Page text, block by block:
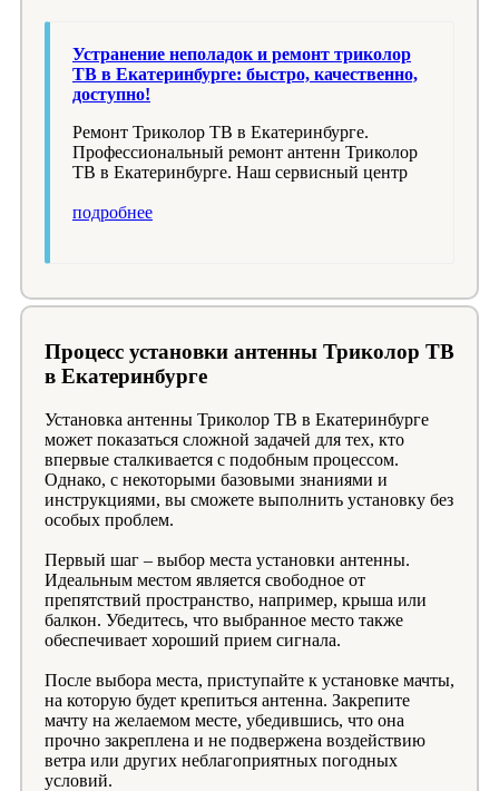
Устранение неполадок и ремонт триколор
ТВ в Екатеринбурге: быстро, качественно,
доступно!
Ремонт Триколор ТВ в Екатеринбурге.
Профессиональный ремонт антенн Триколор
ТВ в Екатеринбурге. Наш сервисный центр
подробнее
Процесс установки антенны Триколор ТВ
в Екатеринбурге
Установка антенны Триколор ТВ в Екатеринбурге
может показаться сложной задачей для тех, кто
впервые сталкивается с подобным процессом.
Однако, с некоторыми базовыми знаниями и
инструкциями, вы сможете выполнить установку без
особых проблем.
Первый шаг – выбор места установки антенны.
Идеальным местом является свободное от
препятствий пространство, например, крыша или
балкон. Убедитесь, что выбранное место также
обеспечивает хороший прием сигнала.
После выбора места, приступайте к установке мачты,
на которую будет крепиться антенна. Закрепите
мачту на желаемом месте, убедившись, что она
прочно закреплена и не подвержена воздействию
ветра или других неблагоприятных погодных
условий.